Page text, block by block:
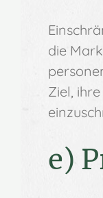
die
Ziel,
e)